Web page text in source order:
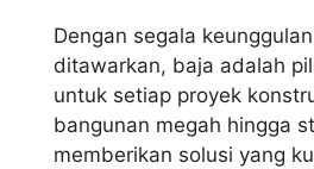
Dengan segala
ditawarkan, baja adalah
untuk setiap proyek
bangunan megah hingga
memberikan solusi yang